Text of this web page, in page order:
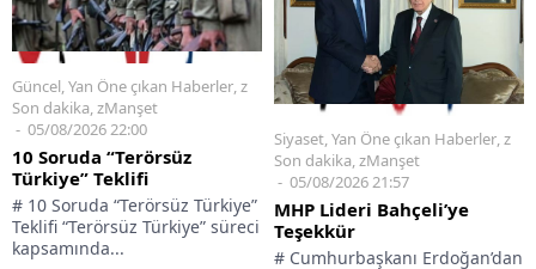
Güncel,Yan Öne çıkan Haberler,z
Son dakika,zManşet
05/08/2026 22:00
10 Soruda “Terörsüz
Türkiye” Teklifi
# 10 Soruda “Terörsüz Türkiye”
Teklifi “Terörsüz Türkiye” süreci
kapsamında...
Siyaset,Yan Öne çıkan Haberler,z
Son dakika,zManşet
05/08/2026 21:57
MHP Lideri Bahçeli’ye
Teşekkür
# Cumhurbaşkanı Erdoğan’dan